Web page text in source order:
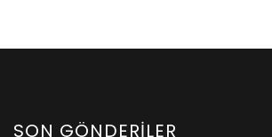
SON GÖNDERILER